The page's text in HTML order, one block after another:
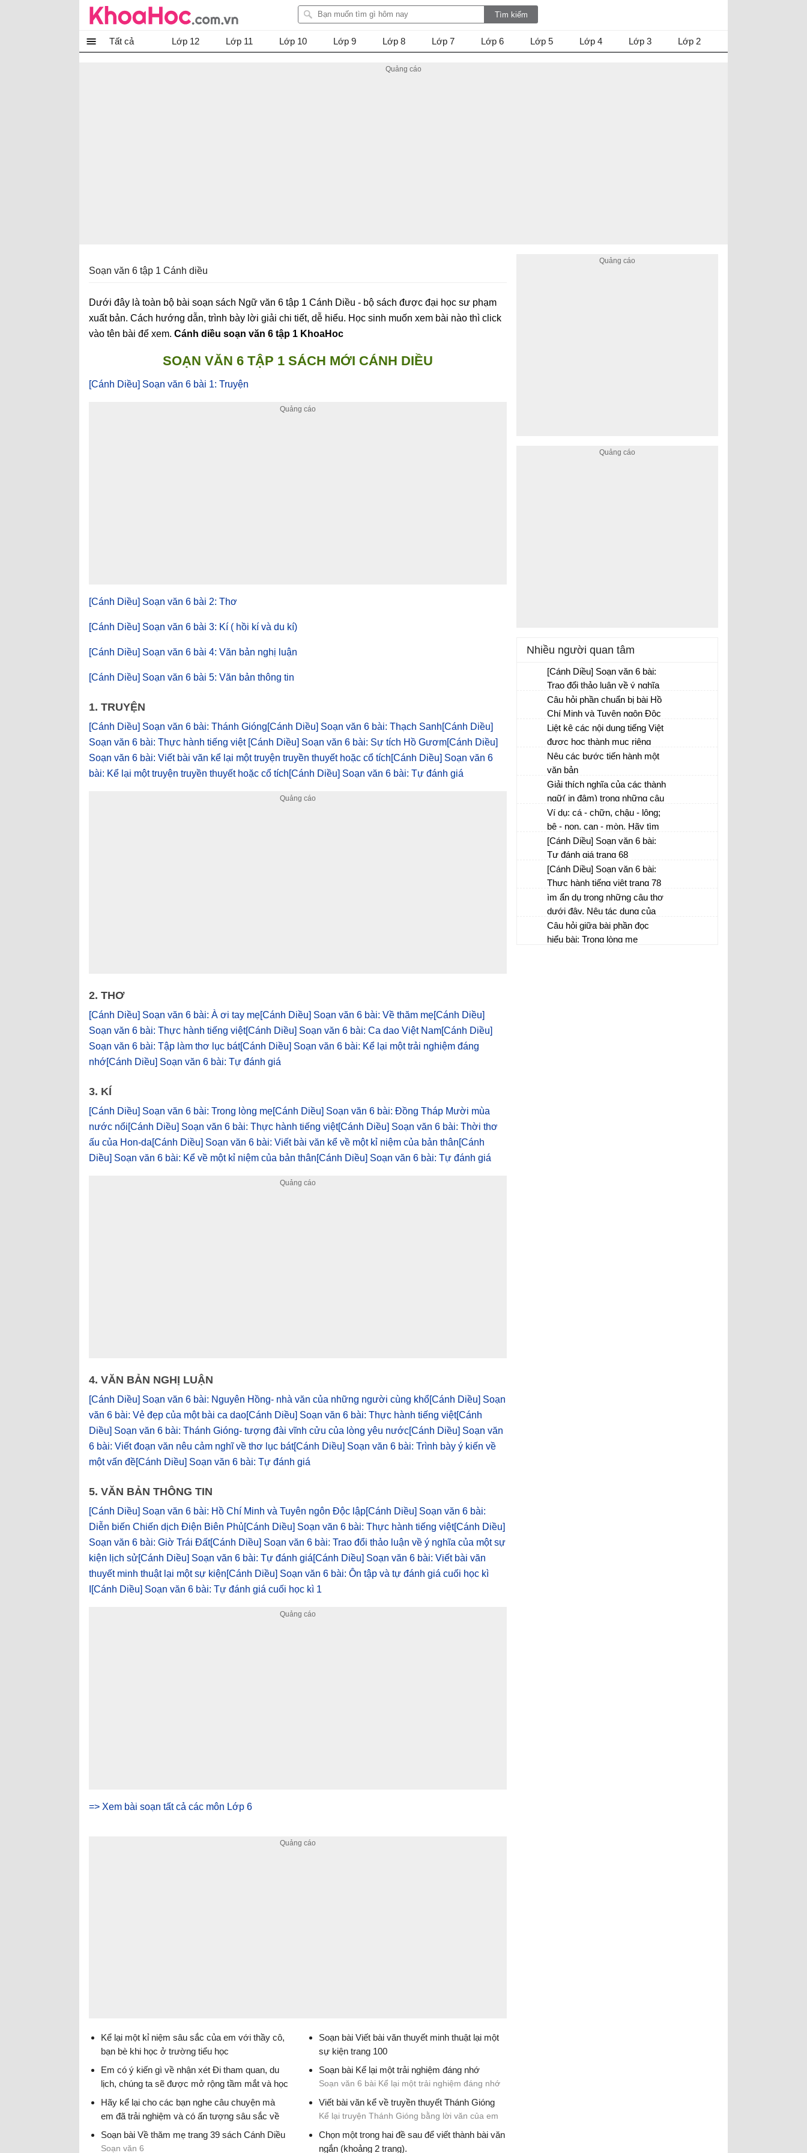
Tất cả Lớp 12 Lớp 11 Lớp 10 Lớp 9 Lớp 8 Lớp 7 Lớp 6 Lớp 5 Lớp 4 Lớp 3 Lớp 2
Soạn văn 6 tập 1 Cánh diều
Dưới đây là toàn bộ bài soạn sách Ngữ văn 6 tập 1 Cánh Diều - bộ sách được đại học sư phạm
xuất bản. Cách hướng dẫn, trình bày lời giải chi tiết, dễ hiểu. Học sinh muốn xem bài nào thì click
vào tên bài để xem. Cánh diều soạn văn 6 tập 1 KhoaHoc
SOẠN VĂN 6 TẬP 1 SÁCH MỚI CÁNH DIỀU
[Cánh Diều] Soạn văn 6 bài 1: Truyện
[Cánh Diều] Soạn văn 6 bài 2: Thơ
[Cánh Diều] Soạn văn 6 bài 3: Kí ( hồi kí và du kí)
[Cánh Diều] Soạn văn 6 bài 4: Văn bản nghị luận
[Cánh Diều] Soạn văn 6 bài 5: Văn bản thông tin
1. TRUYỆN
[Cánh Diều] Soạn văn 6 bài: Thánh Gióng[Cánh Diều] Soạn văn 6 bài: Thạch Sanh[Cánh Diều]
Soạn văn 6 bài: Thực hành tiếng việt [Cánh Diều] Soạn văn 6 bài: Sự tích Hồ Gươm[Cánh Diều]
Soạn văn 6 bài: Viết bài văn kể lại một truyện truyền thuyết hoặc cổ tích[Cánh Diều] Soạn văn 6
bài: Kể lại một truyện truyền thuyết hoặc cổ tích[Cánh Diều] Soạn văn 6 bài: Tự đánh giá
2. THƠ
[Cánh Diều] Soạn văn 6 bài: À ơi tay mẹ[Cánh Diều] Soạn văn 6 bài: Về thăm mẹ[Cánh Diều]
Soạn văn 6 bài: Thực hành tiếng việt[Cánh Diều] Soạn văn 6 bài: Ca dao Việt Nam[Cánh Diều]
Soạn văn 6 bài: Tập làm thơ lục bát[Cánh Diều] Soạn văn 6 bài: Kể lại một trải nghiệm đáng
nhớ[Cánh Diều] Soạn văn 6 bài: Tự đánh giá
3. KÍ
[Cánh Diều] Soạn văn 6 bài: Trong lòng mẹ[Cánh Diều] Soạn văn 6 bài: Đồng Tháp Mười mùa
nước nổi[Cánh Diều] Soạn văn 6 bài: Thực hành tiếng việt[Cánh Diều] Soạn văn 6 bài: Thời thơ
ấu của Hon-da[Cánh Diều] Soạn văn 6 bài: Viết bài văn kể về một kỉ niệm của bản thân[Cánh
Diều] Soạn văn 6 bài: Kể về một kỉ niệm của bản thân[Cánh Diều] Soạn văn 6 bài: Tự đánh giá
4. VĂN BẢN NGHỊ LUẬN
[Cánh Diều] Soạn văn 6 bài: Nguyên Hồng- nhà văn của những người cùng khổ[Cánh Diều] Soạn
văn 6 bài: Vẻ đẹp của một bài ca dao[Cánh Diều] Soạn văn 6 bài: Thực hành tiếng việt[Cánh
Diều] Soạn văn 6 bài: Thánh Gióng- tượng đài vĩnh cửu của lòng yêu nước[Cánh Diều] Soạn văn
6 bài: Viết đoạn văn nêu cảm nghĩ về thơ lục bát[Cánh Diều] Soạn văn 6 bài: Trình bày ý kiến về
một vấn đề[Cánh Diều] Soạn văn 6 bài: Tự đánh giá
5. VĂN BẢN THÔNG TIN
[Cánh Diều] Soạn văn 6 bài: Hồ Chí Minh và Tuyên ngôn Độc lập[Cánh Diều] Soạn văn 6 bài:
Diễn biến Chiến dịch Điện Biên Phủ[Cánh Diều] Soạn văn 6 bài: Thực hành tiếng việt[Cánh Diều]
Soạn văn 6 bài: Giờ Trái Đất[Cánh Diều] Soạn văn 6 bài: Trao đổi thảo luận về ý nghĩa của một sự
kiện lịch sử[Cánh Diều] Soạn văn 6 bài: Tự đánh giá[Cánh Diều] Soạn văn 6 bài: Viết bài văn
thuyết minh thuật lại một sự kiện[Cánh Diều] Soạn văn 6 bài: Ôn tập và tự đánh giá cuối học kì
[Cánh Diều] Soạn văn 6 bài: Tự đánh giá cuối học kì 1
=> Xem bài soạn tất cả các môn Lớp 6
Kể lại một kỉ niệm sâu sắc của em với thầy cô,
bạn bè khi học ở trường tiểu học
Ngữ Văn 6 sách Cánh Diều tập 1
Soạn bài Viết bài văn thuyết minh thuật lại một
sự kiện trang 100
Soạn văn 6 bài Viết bài văn thuyết minh thuật lại
một sự kiện trang 100 Cánh Diều
Em có ý kiến gì về nhận xét Đi tham quan, du
lịch, chúng ta sẽ được mở rộng tầm mắt và học
hỏi được nhiều điều
Soạn bài Trình bày ý kiến về một vấn đề Cánh
Soạn bài Kể lại một trải nghiệm đáng nhớ
Soạn văn 6 bài Kể lại một trải nghiệm đáng nhớ
trang 45 Cánh Diều
Hãy kể lại cho các bạn nghe câu chuyện mà
em đã trải nghiệm và có ấn tượng sâu sắc về
một người thân trong gia đình
Nói và nghe Kể lại một trải nghiệm đáng nhớ
Viết bài văn kể về truyền thuyết Thánh Gióng
Kể lại truyện Thánh Gióng bằng lời văn của em
Soạn bài Về thăm mẹ trang 39 sách Cánh Diều
Soạn văn 6
Chọn một trong hai đề sau để viết thành bài văn
ngắn (khoảng 2 trang).
Nhiều người quan tâm
[Cánh Diều] Soạn văn 6 bài:
Trao đổi thảo luận về ý nghĩa
của một sự kiện lịch sử trang
102
Câu hỏi phần chuẩn bị bài Hồ
Chí Minh và Tuyên ngôn Độc
lập
Liệt kê các nội dung tiếng Việt
được học thành mục riêng
trong sách Ngữ văn 6 tập 1
theo bảng sau
Nêu các bước tiến hành một
văn bản
Giải thích nghĩa của các thành
ngữ( in đậm) trong những câu
dưới đây:
Ví dụ: cá - chữn, chậu - lông;
bê - non, cạn - mòn. Hãy tìm
thêm một số thành ngữ được
cấu tạo theo kiểu như vậy và
giải thích nghĩa của chúng.
[Cánh Diều] Soạn văn 6 bài:
Tự đánh giá trang 68
[Cánh Diều] Soạn văn 6 bài:
Thực hành tiếng việt trang 78
ìm ẩn dụ trong những câu thơ
dưới đây. Nêu tác dụng của
các ẩn dụ đó đối với việc miêu
tả sự vật và biểu cảm.
Câu hỏi giữa bài phần đọc
hiểu bài: Trong lòng mẹ